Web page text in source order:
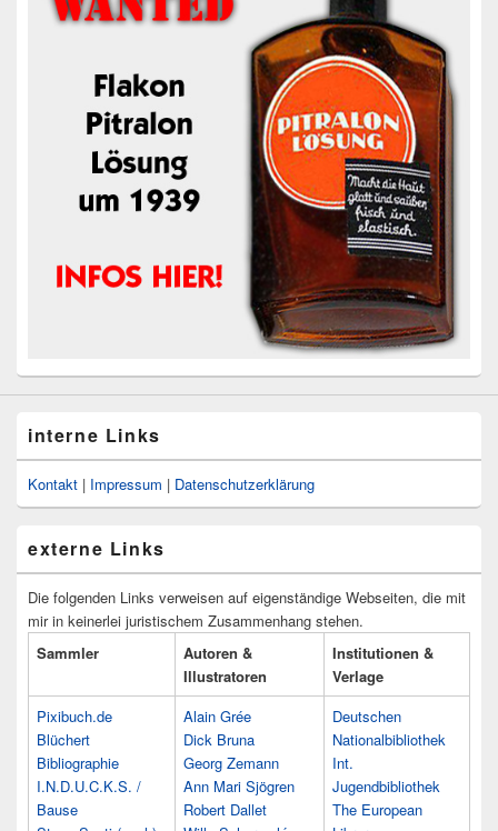
interne Links
Kontakt | Impressum | Datenschutzerklärung
externe Links
Die folgenden Links verweisen auf eigenständige Webseiten, die mit
mir in keinerlei juristischem Zusammenhang stehen.
Sammler
Autoren &
Illustratoren
Institutionen &
Verlage
Pixibuch.de
Blüchert
Bibliographie
I.N.D.U.C.K.S. /
Bause
Alain Grée
Dick Bruna
Georg Zemann
Ann Mari Sjögren
Robert Dallet
Deutschen
Nationalbibliothek
Int.
Jugendbibliothek
The European